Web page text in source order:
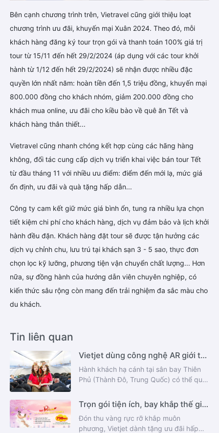
Bên cạnh chương trình trên, Vietravel cũng giới thiệu loạt
chương trình ưu đãi, khuyến mại Xuân 2024. Theo đó, mỗi
khách hàng đăng ký tour trọn gói và thanh toán 100% giá trị
tour từ 15/11 đến hết 29/2/2024 (áp dụng với các tour khởi
hành từ 1/12 đến hết 29/2/2024) sẽ nhận được nhiều đặc
quyền lớn nhất năm: hoàn tiền đến 1,5 triệu đồng, khuyến mại
800.000 đồng cho khách nhóm, giảm 200.000 đồng cho
khách mua online, ưu đãi cho kiều bào về quê ăn Tết và
khách hàng thân thiết...
Vietravel cũng nhanh chóng kết hợp cùng các hãng hàng
không, đối tác cung cấp dịch vụ triển khai việc bán tour Tết
từ đầu tháng 11 với nhiều ưu điểm: điểm đến mới lạ, mức giá
ổn định, ưu đãi và quà tặng hấp dẫn...
Công ty cam kết giữ mức giá bình ổn, tung ra nhiều lựa chọn
tiết kiệm chi phí cho khách hàng, dịch vụ đảm bảo và lịch khởi
hành đều đặn. Khách hàng đặt tour sẽ được tận hưởng các
dịch vụ chỉnh chu, lưu trú tại khách sạn 3 - 5 sao, thực đơn
chọn lọc kỹ lưỡng, phương tiện vận chuyển chất lượng... Hơn
nữa, sự đồng hành của hướng dẫn viên chuyên nghiệp, có
kiến thức sâu rộng còn mang đến trải nghiệm đa sắc màu cho
du khách.
Tin liên quan
Vietjet dùng công nghệ AR giới thiệu du lịch Thành Đô
Hành khách hạ cánh tại sân bay Thiên
Phủ (Thành Đô, Trung Quốc) có thể quét
điểm du lịch với gấu trúc, máy bay Amy
qua công nghệ AR.
Trọn gói tiện ích, bay khắp thế giới cùng vé Vietjet Deluxe
Đón thu vàng rực rỡ khắp muôn
phương, Vietjet dành tặng ưu đãi hấp